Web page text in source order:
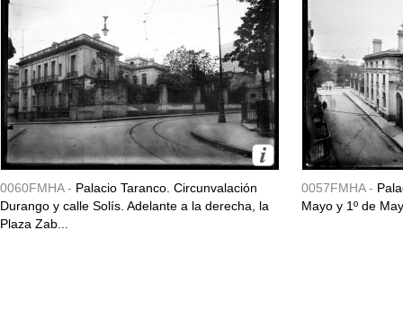
0060FMHA - Palacio Taranco. Circunvalación
Durango y calle Solís. Adelante a la derecha, la
Plaza Zab...
0057FMHA -
Mayo y 1º de